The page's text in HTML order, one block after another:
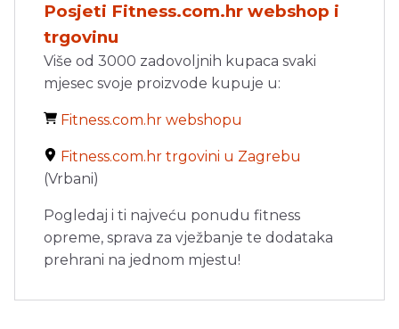
Posjeti Fitness.com.hr webshop i
trgovinu
Više od 3000 zadovoljnih kupaca svaki
mjesec svoje proizvode kupuje u:
Fitness.com.hr webshopu
Fitness.com.hr trgovini u Zagrebu
(Vrbani)
Pogledaj i ti najveću ponudu fitness
opreme, sprava za vježbanje te dodataka
prehrani na jednom mjestu!